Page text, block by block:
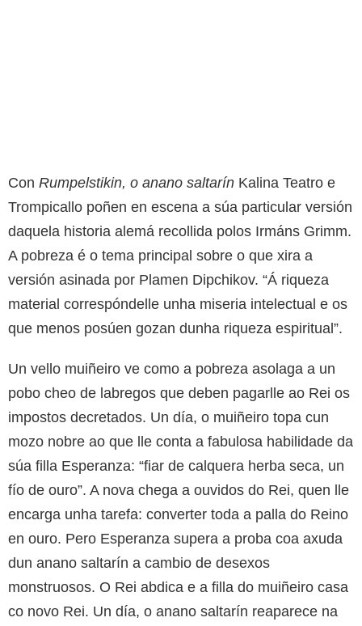
Con Rumpelstikin, o anano saltarín Kalina Teatro e
Trompicallo poñen en escena a súa particular versión
daquela historia alemá recollida polos Irmáns Grimm.
A pobreza é o tema principal sobre o que xira a
versión asinada por Plamen Dipchikov. “Á riqueza
material correspóndelle unha miseria intelectual e os
que menos posúen gozan dunha riqueza espiritual”.
Un vello muiñeiro ve como a pobreza asolaga a un
pobo cheo de labregos que deben pagarlle ao Rei os
impostos decretados. Un día, o muiñeiro topa cun
mozo nobre ao que lle conta a fabulosa habilidade da
súa filla Esperanza: “fiar de calquera herba seca, un
fío de ouro”. A nova chega a ouvidos do Rei, quen lle
encarga unha tarefa: converter toda a palla do Reino
en ouro. Pero Esperanza supera a proba coa axuda
dun anano saltarín a cambio de desexos
monstruosos. O Rei abdica e a filla do muiñeiro casa
co novo Rei. Un día, o anano saltarín reaparece na